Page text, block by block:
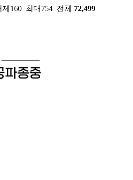
160 최대754 전체 72,499